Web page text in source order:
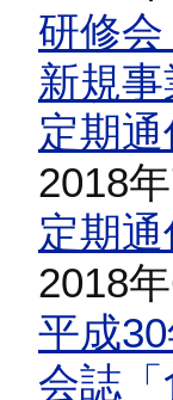
研修
新規
定期
2018
定期
2018
平成
会誌